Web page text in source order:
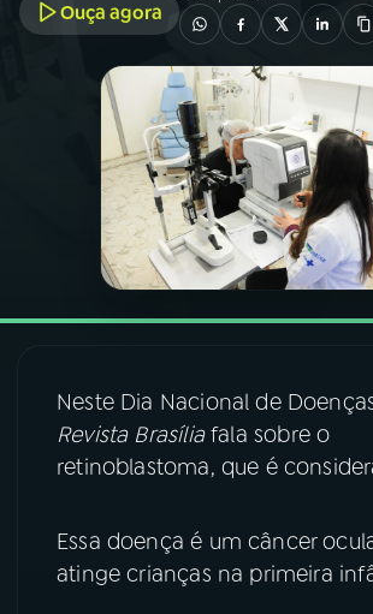
03PROGRAMAÇÃO
PROGRAMAS
PODCASTS
VIDEOCASTS
FESTIVAL DE MÚSICA
YouTube Facebook
Ouça agora
Neste Dia Nacional de
Revista Brasíliafala sobre o
retinoblastoma, que é
Essa doença é um câncer
atinge crianças na primeira